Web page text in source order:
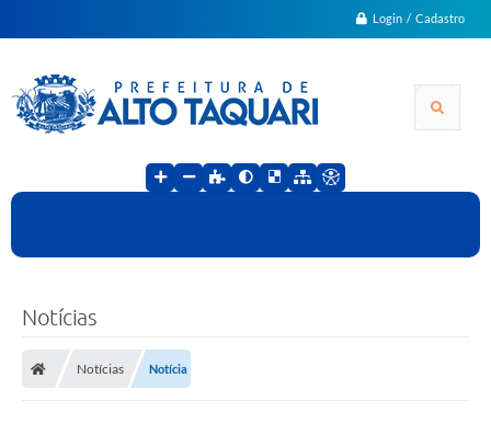
Login / Cadastro
Notícias
Notícias Notícia